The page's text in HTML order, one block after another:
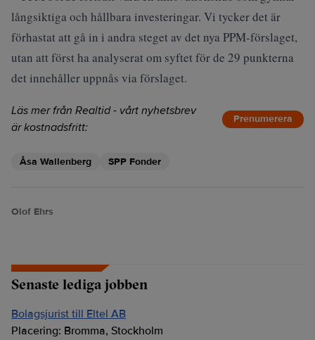
långsiktiga och hållbara investeringar. Vi tycker det är
förhastat att gå in i andra steget av det nya PPM-förslaget,
utan att först ha analyserat om syftet för de 29 punkterna
det innehåller uppnås via förslaget.
Läs mer från Realtid - vårt nyhetsbrev
är kostnadsfritt:
Prenumerera
Åsa Wallenberg SPP Fonder
Olof Ehrs
Senaste lediga jobben
Bolagsjurist till Eltel AB
Placering: Bromma, Stockholm